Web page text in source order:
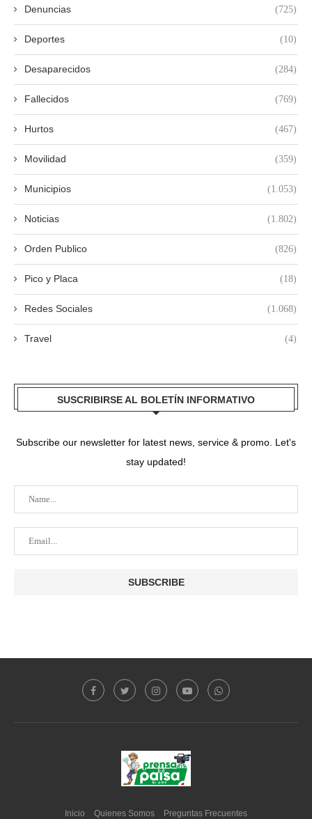
Denuncias (725)
Deportes (10)
Desaparecidos (284)
Fallecidos (769)
Hurtos (467)
Movilidad (359)
Municipios (1.053)
Noticias (1.802)
Orden Publico (826)
Pico y Placa (18)
Redes Sociales (1.068)
Travel (4)
SUSCRIBIRSE AL BOLETÍN INFORMATIVO
Subscribe our newsletter for latest news, service & promo. Let's
stay updated!
Inicio Quienes Somos Preguntas Frecuentes